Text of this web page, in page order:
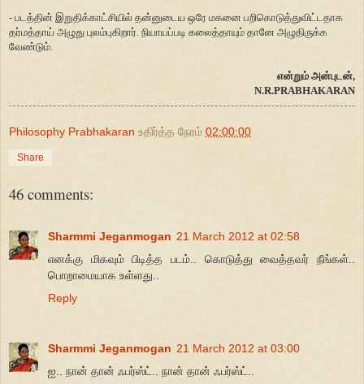
- படத்தின் இறுதிக்காட்சியில் தன்னுடைய ஒரே மகனை பறிகொடுத்துவிட்டதாக
தர்மத்தாய் அழுது புலம்புகிறார். நியாயப்படி கலைத்தாயும் தானே அழுதிருக்க
வேண்டும்.
என்றும் அன்புடன்,
N.R.PRABHAKARAN
Philosophy Prabhakaran உதிர்த்த நேரம் 02:00:00
Share
46 comments:
Sharmmi Jeganmogan 21 March 2012 at 02:58
எனக்கு மிகவும் பிடித்த படம்.. கொடுத்து வைத்தவர் நீங்கள்..
பொறாமையாக உள்ளது..
Reply
Sharmmi Jeganmogan 21 March 2012 at 03:00
ஐ.. நான் தான் ஃபர்ஸ்ட்.. நான் தான் ஃபர்ஸ்ட்..